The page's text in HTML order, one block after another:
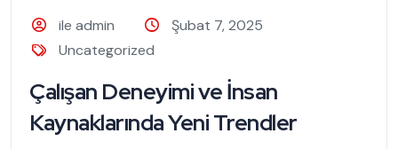
ile admin
Şubat 7, 2025
Uncategorized
Çalışan Deneyimi ve İnsan
Kaynaklarında Yeni Trendler